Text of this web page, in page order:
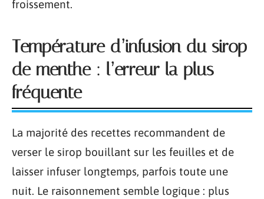
froissement.
Température d’infusion du sirop
de menthe : l’erreur la plus
fréquente
La majorité des recettes recommandent de
verser le sirop bouillant sur les feuilles et de
laisser infuser longtemps, parfois toute une
nuit. Le raisonnement semble logique : plus